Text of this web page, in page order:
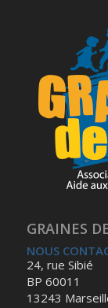
GRAINES
NOUS
24, rue Sibié
BP 60011
13243